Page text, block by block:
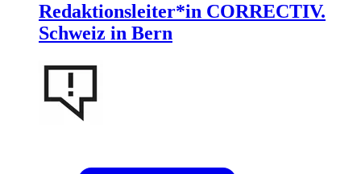
Redaktionsleiter*in CORRECTIV.
Schweiz in Bern